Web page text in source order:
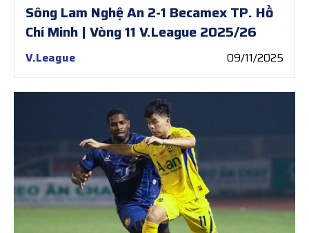
Sông Lam Nghệ An 2-1 Becamex TP. Hồ
Chí Minh | Vòng 11 V.League 2025/26
V.League 09/11/2025